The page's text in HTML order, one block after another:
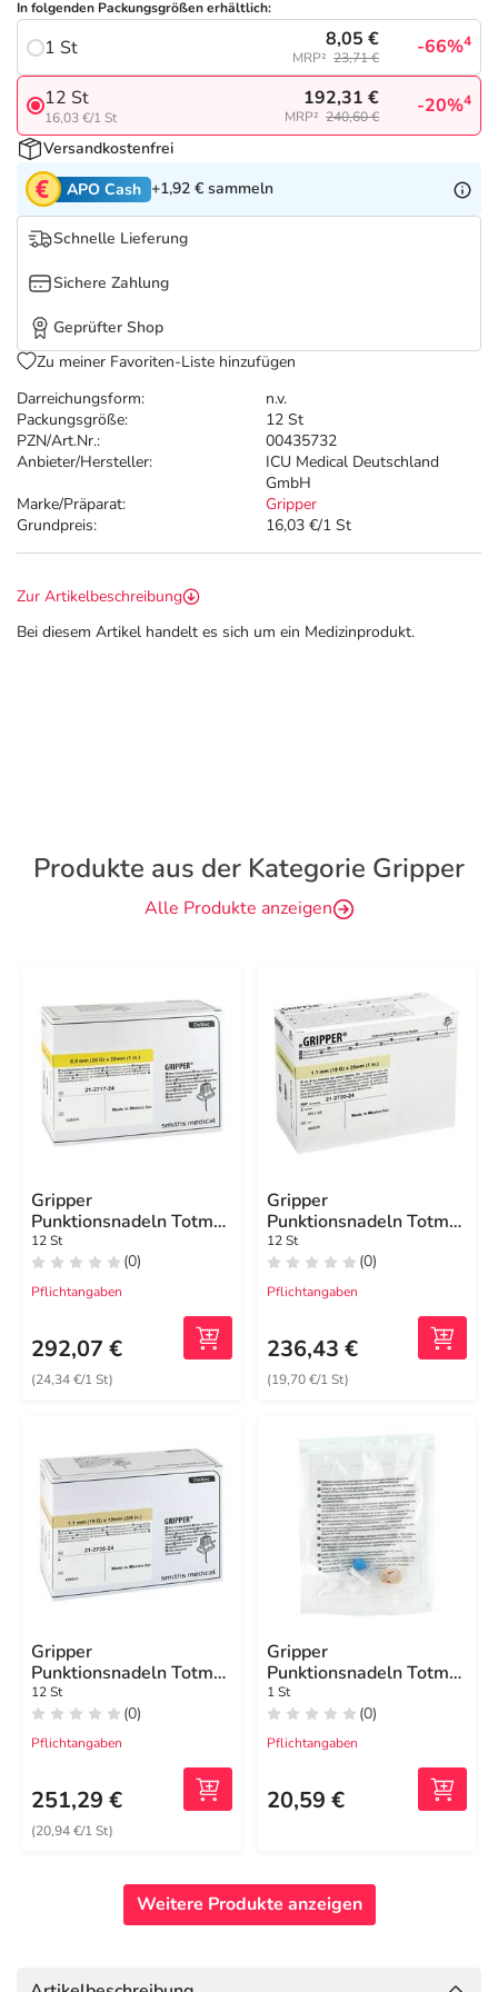
Vitamine & Mineralstoffe
Marken
Salus Deals
Darreichungsform:
n.v.
Packungsgröße:
12 St
PZN/Art.Nr.:
00435732
Anbieter/Hersteller:
ICU Medical Deutschland
GmbH
Marke/Präparat:
Gripper
Grundpreis:
16,03 €/1 St
In folgenden Packungsgrößen erhältlich:
1 St 8,05 €
MRP² 23,71 € -66%4
12 St
16,03 €/1 St
192,31 €
MRP² 240,60 € -20%4
Versandkostenfrei
APO Cash +1,92 € sammeln
Schnelle Lieferung
Sichere Zahlung
Geprüfter Shop
Zu meiner Favoriten-Liste hinzufügen
Zur Artikelbeschreibung
Bei diesem Artikel handelt es sich um ein Medizinprodukt.
Produkte aus der Kategorie Gripper
Alle Produkte anzeigen
Gripper
Punktionsnadeln Totm
20 Gx25,4 mm
12 St
(0)
Pflichtangaben
292,07 €
(24,34 €/1 St)
Gripper
Punktionsnadeln Totm
19 Gx25,4 mm
12 St
(0)
Pflichtangaben
236,43 €
(19,70 €/1 St)
Gripper
Punktionsnadeln Totm
19 Gx19 mm
12 St
(0)
Pflichtangaben
251,29 €
(20,94 €/1 St)
Gripper
Punktionsnadeln Totm
19 Gx19 mm
1 St
(0)
Pflichtangaben
20,59 €
Weitere Produkte anzeigen